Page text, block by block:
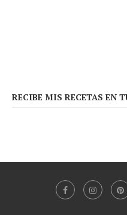
RECIBE MIS RECETAS EN